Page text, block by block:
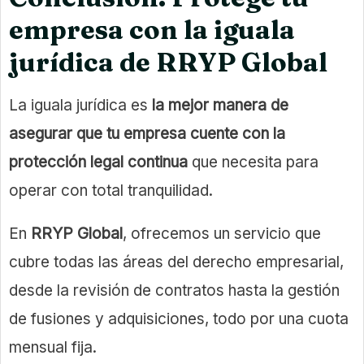
empresa con la iguala
jurídica de RRYP Global
La iguala jurídica es la mejor manera de
asegurar que tu empresa cuente con la
protección legal continua que necesita para
operar con total tranquilidad.
En RRYP Global, ofrecemos un servicio que
cubre todas las áreas del derecho empresarial,
desde la revisión de contratos hasta la gestión
de fusiones y adquisiciones, todo por una cuota
mensual fija.